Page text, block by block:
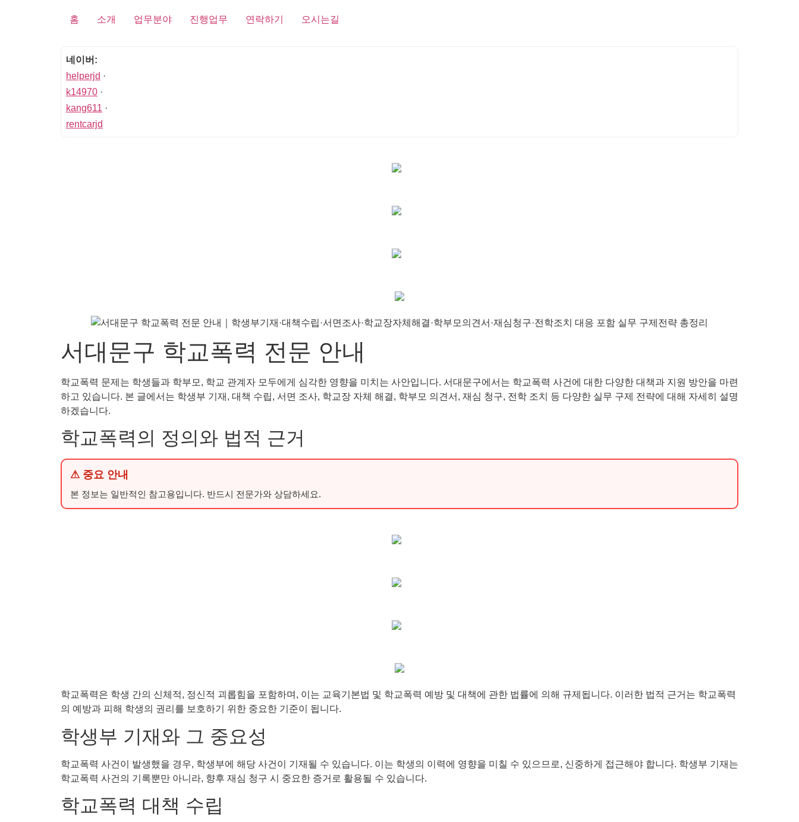
홈 소개 업무분야 진행업무 연락하기 오시는길
네이버:
helperjd ·
k14970 ·
kang611 ·
rentcarjd
서대문구 학교폭력 전문 안내
학교폭력 문제는 학생들과 학부모, 학교 관계자 모두에게 심각한 영향을 미치는 사안입니다. 서대문구에서는 학교폭력 사건에 대한 다양한 대책과 지원 방안을 마련
하고 있습니다. 본 글에서는 학생부 기재, 대책 수립, 서면 조사, 학교장 자체 해결, 학부모 의견서, 재심 청구, 전학 조치 등 다양한 실무 구제 전략에 대해 자세히 설명
하겠습니다.
학교폭력의 정의와 법적 근거
⚠ 중요 안내
본 정보는 일반적인 참고용입니다. 반드시 전문가와 상담하세요.
학교폭력은 학생 간의 신체적, 정신적 괴롭힘을 포함하며, 이는 교육기본법 및 학교폭력 예방 및 대책에 관한 법률에 의해 규제됩니다. 이러한 법적 근거는 학교폭력
의 예방과 피해 학생의 권리를 보호하기 위한 중요한 기준이 됩니다.
학생부 기재와 그 중요성
학교폭력 사건이 발생했을 경우, 학생부에 해당 사건이 기재될 수 있습니다. 이는 학생의 이력에 영향을 미칠 수 있으므로, 신중하게 접근해야 합니다. 학생부 기재는
학교폭력 사건의 기록뿐만 아니라, 향후 재심 청구 시 중요한 증거로 활용될 수 있습니다.
학교폭력 대책 수립